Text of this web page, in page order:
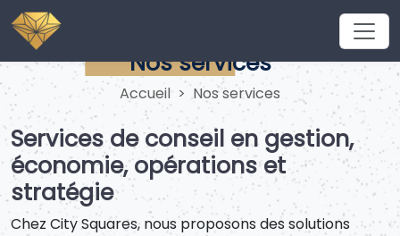
Nos services
Accueil Nos services
Services de conseil en gestion,
économie, opérations et
stratégie
Chez City Squares, nous proposons des solutions